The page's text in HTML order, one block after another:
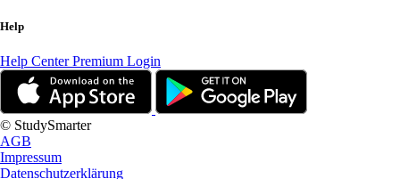
Help
Help CenterPremium Login
© StudySmarter
AGB
Impressum
Datenschutzerklärung